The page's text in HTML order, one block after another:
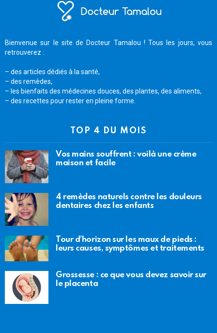
Bienvenue sur le site de Docteur Tamalou ! Tous les jours, vous
retrouverez :
– des articles dédiés à la santé,
– des remèdes,
– les bienfaits des médecines douces, des plantes, des aliments,
– des recettes pour rester en pleine forme.
TOP 4 DU MOIS
Vos mains souffrent : voilà une crème
maison et facile
4 remèdes naturels contre les douleurs
dentaires chez les enfants
Tour d’horizon sur les maux de pieds :
leurs causes, symptômes et traitements
Grossesse : ce que vous devez savoir sur
le placenta